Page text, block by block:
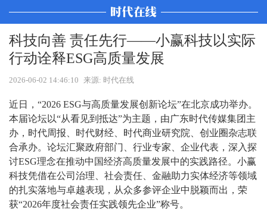
科技向善 责任先行——小赢科技以实际
行动诠释ESG高质量发展
2026-06-02 14:46:10 来源: 时代在线
近日，“2026 ESG与高质量发展创新论坛”在北京成功举办。
本届论坛以“从看见到抵达”为主题，由广东时代传媒集团主
办，时代周报、时代财经、时代商业研究院、创业圈杂志联
合承办。论坛汇聚政府部门、行业专家、企业代表，深入探
讨ESG理念在推动中国经济高质量发展中的实践路径。小赢
科技凭借在公司治理、社会责任、金融助力实体经济等领域
的扎实落地与卓越表现，从众多参评企业中脱颖而出，荣
获“2026年度社会责任实践领先企业”称号。